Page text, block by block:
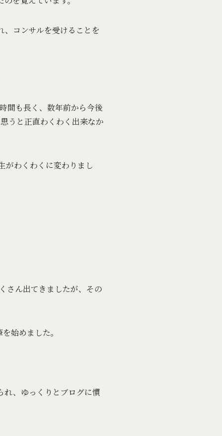
コンサルを受けることを
間も長く、数年前から今後
うと正直わくわく出来なか
がわくわくに変わりまし
さん出てきましたが、その
始めました。
、ゆっくりとブログに慣